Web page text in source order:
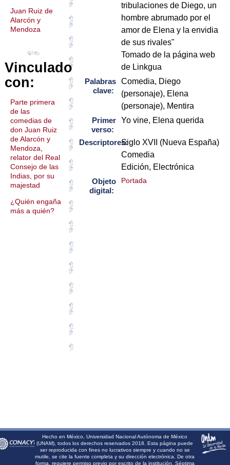
Juan Ruiz de
Alarcón y
Mendoza
Vinculado
con:
Parte primera
de las
comedias de
don Juan Ruiz
de Alarcón y
Mendoza,
relator del Real
Consejo de las
Indias, por su
majestad
¿Quién engaña
más a quién?
tribulaciones de Diego, un
hombre abrumado por el
amor de Elena y la envidia
de sus rivales"
Tomado de la página web
de Linkgua
Palabras
clave:
Comedia, Diego
(personaje), Elena
(personaje), Mentira
Primer
verso:
Yo vine, Elena querida
Descriptores:Siglo XVII (Nueva España)
Comedia
Edición, Electrónica
Objeto
digital:
Portada
Hecho en México, Universidad Nacional Autónoma de México
(UNAM), todos los derechos reservados 2018. Esta página puede
ser reproducida con fines no lucrativos siempre y cuando no se
mutile, se cite la fuente completa y su dirección electrónica. De otra
forma, requiere permiso previo por escrito de la institución. Séptima